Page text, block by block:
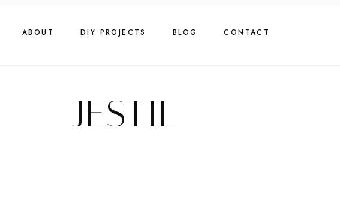
contentABOUT DIY PROJECTS BLOG CONTACT
JESTIL